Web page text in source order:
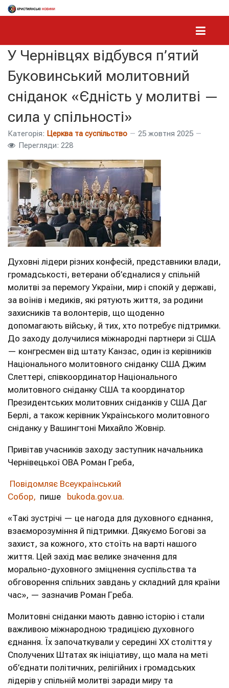
У Чернівцях відбувся п’ятий
Буковинський молитовний
сніданок «Єдність у молитві —
сила у спільності»
Категорія: Церква та суспільство
25 жовтня 2025
Перегляди: 228
Духовні лідери різних конфесій, представники влади,
громадськості, ветерани об’єдналися у спільній
молитві за перемогу України, мир і спокій у державі,
за воїнів і медиків, які рятують життя, за родини
захисників та волонтерів, що щоденно
допомагають війську, й тих, хто потребує підтримки.
До заходу долучилися міжнародні партнери зі США
— конгресмен від штату Канзас, один із керівників
Національного молитовного сніданку США Джим
Слеттері, співкоординатор Національного
молитовного сніданку США та координатор
Президентських молитовних сніданків у США Даг
Берлі, а також керівник Українського молитовного
сніданку у Вашингтоні Михайло Жовнір.
Привітав учасників заходу заступник начальника
Чернівецької ОВА Роман Греба,
Повідомляє Всеукраїнський
Собор, пише bukoda.gov.ua.
«Такі зустрічі — це нагода для духовного єднання,
взаєморозуміння й підтримки. Дякуємо Богові за
захист, за кожного, хто стоїть на варті нашого
життя. Цей захід має велике значення для
морально-духовного зміцнення суспільства та
обговорення спільних завдань у складний для країни
час», — зазначив Роман Греба.
Молитовні сніданки мають давню історію і стали
важливою міжнародною традицією духовного
єднання. Їх започаткували у середині ХХ століття у
Сполучених Штатах як ініціативу, що мала на меті
об’єднати політичних, релігійних і громадських
лідерів у спільній молитві заради миру та